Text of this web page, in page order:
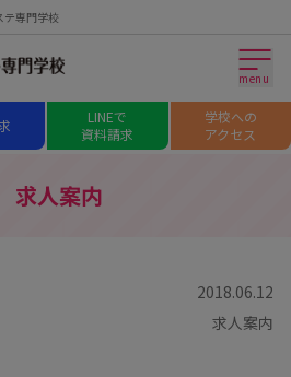
専門学校
menu
LINEで
資料請求
学校への
アクセス
求人案内
2018.06.12
求人案内